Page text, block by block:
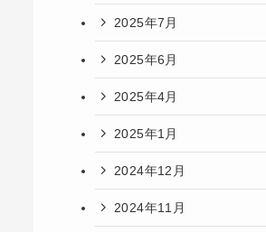
2025年7月
2025年6月
2025年4月
2025年1月
2024年12月
2024年11月